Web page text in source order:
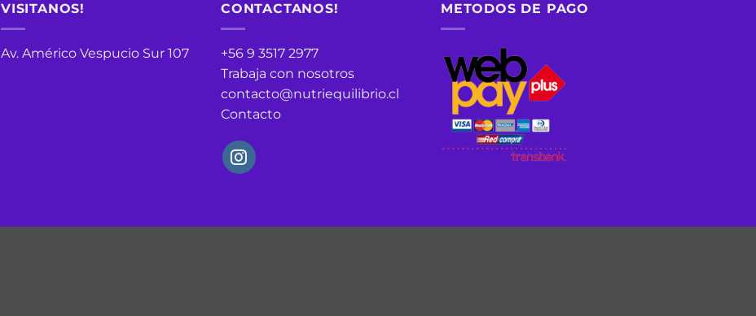
VISITANOS!
Av. Américo Vespucio Sur 107
CONTACTANOS!
+56 9 3517 2977
Trabaja con nosotros
contacto@nutriequilibrio.cl
Contacto
METODOS DE PAGO